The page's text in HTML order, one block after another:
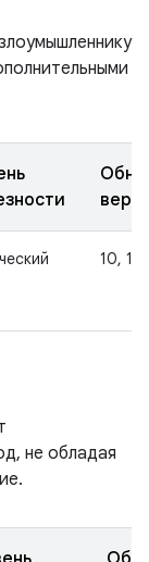
10, 11,
не обладая